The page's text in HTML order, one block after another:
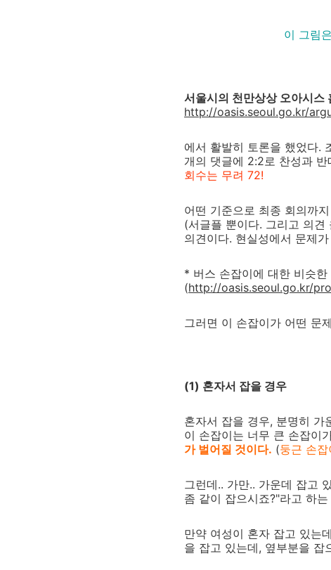
이 그림
서울시의 천만상상 오아시스
http://oasis.seoul.go.kr/
에서 활발히 토론을 했었다.
개의 댓글에 2:2로 찬성과 반
회수는 무려 72!
어떤 기준으로 최종 회의까
(서글플 뿐이다. 그리고 의
의견이다. 현실성에서 문제
* 버스 손잡이에 대한 비슷
(http://oasis.seoul.go.kr/
그러면 이 손잡이가 어떤 문
(1) 혼자서 잡을 경우
혼자서 잡을 경우, 분명히 가
이 손잡이는 너무 큰 손잡이
가 벌어질 것이다. (둥근 손
그런데.. 가만.. 가운데 잡고
좀 같이 잡으시죠?"라고 하
만약 여성이 혼자 잡고 있는
을 잡고 있는데, 옆부분을 잡